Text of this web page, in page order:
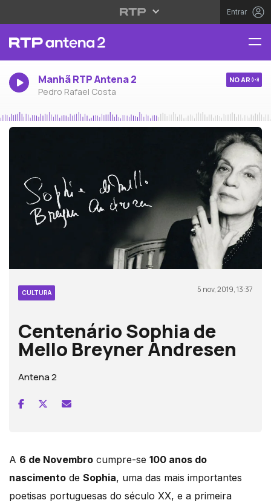
Entrar
Manhã RTP Antena 2
Pedro Rafael Costa
NO AR
CULTURA 5 nov, 2019, 13:37
Centenário Sophia de
Mello Breyner Andresen
Antena 2
A 6 de Novembro cumpre-se 100 anos do
nascimento de Sophia, uma das mais importantes
poetisas portuguesas do século XX, e a primeira